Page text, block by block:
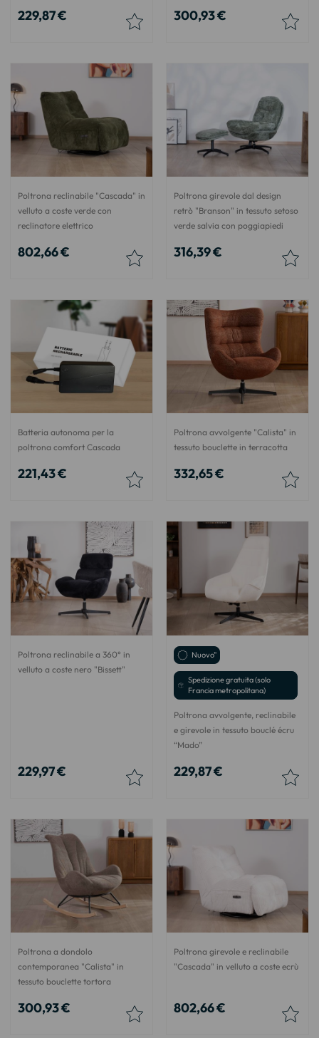
229,87 € 300,93 €
Poltrona reclinabile "Cascada" in
velluto a coste verde con
reclinatore elettrico
802,66 €
Poltrona girevole dal design
retrò "Branson" in tessuto setoso
verde salvia con poggiapiedi
316,39 €
Batteria autonoma per la
poltrona comfort Cascada
221,43 €
Poltrona avvolgente "Calista" in
tessuto bouclette in terracotta
332,65 €
Poltrona reclinabile a 360° in
velluto a coste nero "Bissett"
229,97 €
Nuovo"
Spedizione gratuita (solo
Francia metropolitana)
Poltrona avvolgente, reclinabile
e girevole in tessuto bouclé écru
“Mado”
229,87 €
Poltrona a dondolo
contemporanea "Calista" in
tessuto bouclette tortora
300,93 €
Poltrona girevole e reclinabile
"Cascada" in velluto a coste ecrù
802,66 €